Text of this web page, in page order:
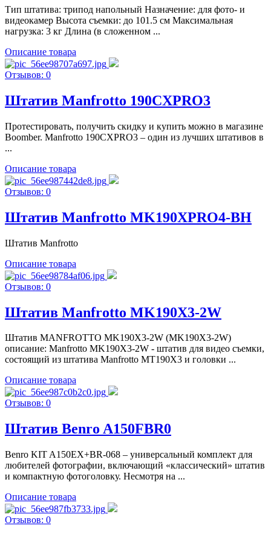
Тип штатива: трипод напольный Назначение: для фото- и
видеокамер Высота съемки: до 101.5 см Максимальная
нагрузка: 3 кг Длина (в сложенном ...
Описание товара
Отзывов: 0
Штатив Manfrotto 190CXPRO3
Протестировать, получить скидку и купить можно в магазине
Boomber. Manfrotto 190CXPRO3 – один из лучших штативов в
...
Описание товара
Отзывов: 0
Штатив Manfrotto MK190XPRO4-BH
Штатив Manfrotto
Описание товара
Отзывов: 0
Штатив Manfrotto MK190X3-2W
Штатив MANFROTTO MK190X3-2W (MK190X3-2W)
описание: Manfrotto MK190X3-2W - штатив для видео съемки,
состоящий из штатива Manfrotto MT190X3 и головки ...
Описание товара
Отзывов: 0
Штатив Benro A150FBR0
Benro KIT A150EX+BR-068 – универсальный комплект для
любителей фотографии, включающий «классический» штатив
и компактную фотоголовку. Несмотря на ...
Описание товара
Отзывов: 0